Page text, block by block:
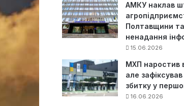
АМКУ наклав
Полтавщини
ненадання
15.06.2026
МХП наростив
але
збитку у
16.06.2026